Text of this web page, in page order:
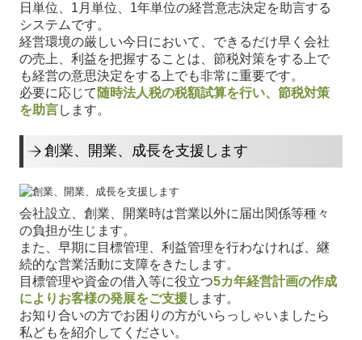
創業支援サービス
円満な相続・事業承継を支援
求人情報
お問合せ
よくあるご質問
リンク集
日単位、1月単位、1年単位の経営意志決定を助言する
システムです。
経営環境の厳しい今日において、できるだけ早く会社
の売上、利益を把握することは、節税対策をする上で
も経営の意思決定をする上でも非常に重要です。
必要に応じて 随時法人税の税額試算を行い、節税対策
を助言します。
創業、開業、成長を支援します
会社設立、創業、開業時は営業以外に届出関係等種々
の負担が生じます。
また、早期に目標管理、利益管理を行わなければ、継
続的な営業活動に支障をきたします。
目標管理や資金の借入等に役立つ5カ年経営計画の作成
によりお客様の発展をご支援します。
お知り合いの方でお困りの方がいらっしゃいましたら
私どもを紹介してください。